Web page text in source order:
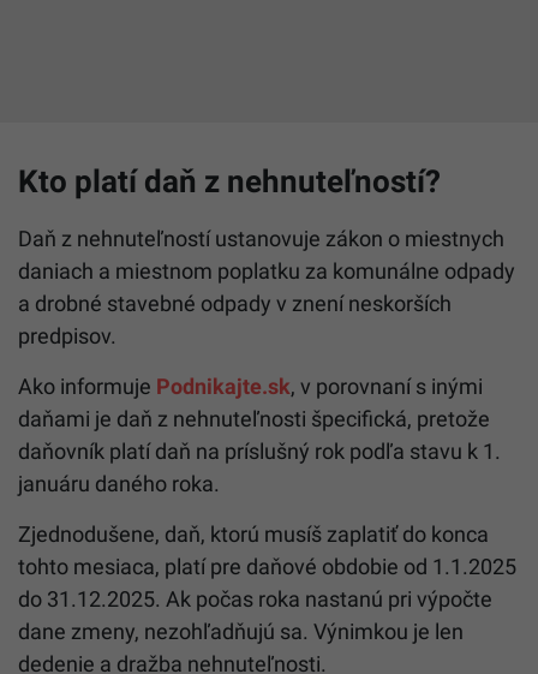
Kto platí daň z nehnuteľností?
Daň z nehnuteľností ustanovuje zákon o miestnych
daniach a miestnom poplatku za komunálne odpady
a drobné stavebné odpady v znení neskorších
predpisov.
Ako informuje Podnikajte.sk, v porovnaní s inými
daňami je daň z nehnuteľnosti špecifická, pretože
daňovník platí daň na príslušný rok podľa stavu k 1.
januáru daného roka.
Zjednodušene, daň, ktorú musíš zaplatiť do konca
tohto mesiaca, platí pre daňové obdobie od 1.1.2025
do 31.12.2025. Ak počas roka nastanú pri výpočte
dane zmeny, nezohľadňujú sa. Výnimkou je len
dedenie a dražba nehnuteľnosti.